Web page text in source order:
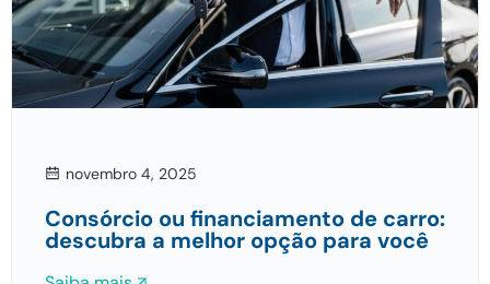
novembro 4, 2025
Consórcio ou financiamento de carro:
descubra a melhor opção para você